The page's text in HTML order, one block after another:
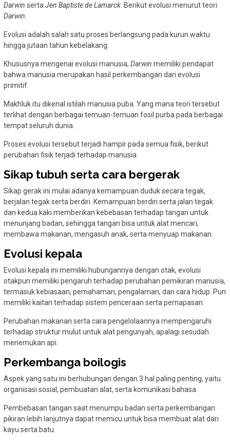
Darwin serta Jen Baptiste de Lamarck . Berikut evolusi menurut teori
Darwin
Evolusi adalah salah satu proses berlangsung pada kurun waktu
hingga jutaan tahun kebelakang.
Khususnya mengenai evolusi manusia, Darwin memiliki pendapat
bahwa manusia merupakan hasil perkembangan dari evolusi
primitif.
Makhluk itu dikenal istilah manusia puba. Yang mana teori tersebut
terlihat dengan berbagai temuan-temuan fosil purba pada berbagai
tempat seluruh dunia.
Proses evolusi tersebut terjadi hampir pada semua fisik, berikut
perubahan fisik terjadi terhadap manusia.
Sikap tubuh serta cara bergerak
Sikap gerak ini mulai adanya kemampuan duduk secara tegak,
berjalan tegak serta berdiri. Kemampuan berdiri serta jalan tegak
dan kedua kaki memberikan kebebasan terhadap tangan untuk
menunjang badan, sehingga tangan bisa untuk alat mencari,
membawa makanan, mengasuh anak, serta menyuap makanan.
Evolusi kepala
Evolusi kepala ini memiliki hubungannya dengan otak, evolusi
otakpun memiliki pengaruh terhadap perubahan pemikiran manusia,
termasuk kebiasaan, pemahaman, pengalaman, dan cara hidup. Pun
memiliki kaitan terhadap sistem penceraan serta pernapasan.
Perubahan makanan serta cara pengelolaannya mempengaruhi
terhadap struktur mulut untuk alat pengunyah, apalagi sesudah
menemukan api.
Perkembanga boilogis
Aspek yang satu ini berhubungan dengan 3 hal paling penting, yaitu
organisasi sosial, pembuatan alat, serta komunikasi bahasa.
Pembebasan tangan saat menumpu badan serta perkembangan
pikiran lebih lanjutnya dapat memicu untuk bisa membuat alat dari
kayu serta batu.